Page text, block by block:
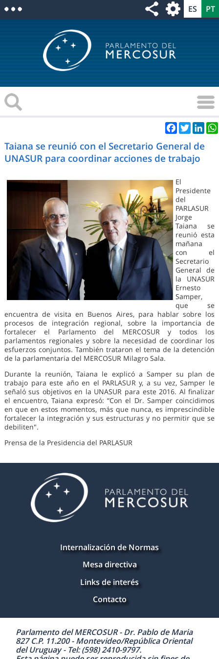
Facebook
Twitter
Taiana se reunió con el Secretario General de
UNASUR para coordinar acciones de trabajo
El
Presidente
del
PARLASUR
Jorge
Taiana se
reunió esta
mañana
con el
Secretario
General de
la UNASUR
Ernesto
Samper,
que se
encuentra de visita en Buenos Aires, para hablar sobre los
procesos de integración regional, sobre la importancia de
fortalecer el Parlamento del MERCOSUR y todos los
parlamentos regionales y sobre la necesidad de coordinar los
esfuerzos conjuntos. También trataron el tema de la detención
de la parlamentaria del MERCOSUR Milagro Sala.
Durante la reunión, Taiana le explicó a Samper su plan de
trabajo para este año en el PARLASUR y, a su vez, Samper le
señaló sus objetivos en la UNASUR para este 2016. Al finalizar
el encuentro, Taiana expresó: “Con el Dr. Samper coincidimos
en que en estos momentos, más que nunca, es imprescindible
fortalecer la integración y sus estructuras y no permitir que se
debiliten".
Prensa de la Presidencia del PARLASUR
Internalización de Normas
Mesa directiva
Links de interés
Contacto
Parlamento del MERCOSUR - Dr. Pablo de Maria
827 C.P. 11.200 - Montevideo/República Oriental
del Uruguay - Tel: (598) 2410-9797.